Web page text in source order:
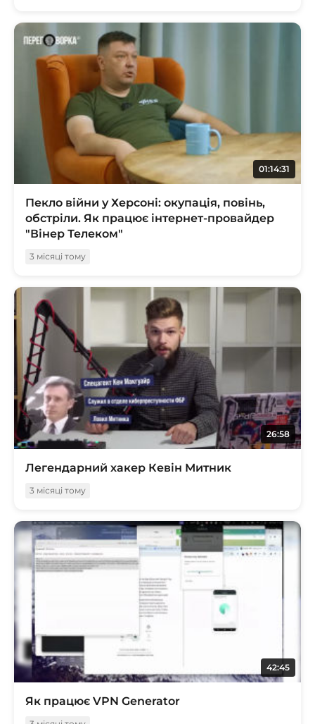
01:14:31
Пекло війни у ​​Херсоні: окупація, повінь,
обстріли. Як працює інтернет-провайдер
"Вінер Телеком"
3 місяці тому
26:58
Легендарний хакер Кевін Митник
3 місяці тому
42:45
Як працює VPN Generator